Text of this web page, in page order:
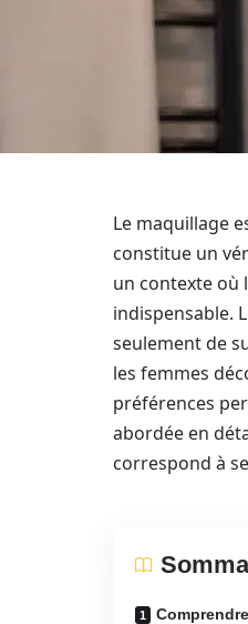
Le maquillage
constitue un
un contexte où
indispensable.
seulement de
les femmes
préférences
abordée en
correspond à